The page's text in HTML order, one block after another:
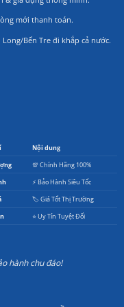
mới thanh toán.
Bến Tre đi khắp cả nước.
Nội dung
💯 Chính Hãng 100%
⚡ Bảo Hành Siêu Tốc
🏷️ Giá Tốt Thị Trường
⭐ Uy Tín Tuyệt Đối
hành chu đáo!